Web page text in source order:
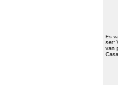
Es
ser:
van